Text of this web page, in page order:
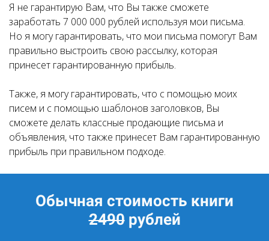
Я не гарантирую Вам, что Вы также сможете
заработать 7 000 000 рублей используя мои письма.
Но я могу гарантировать, что мои письма помогут Вам
правильно выстроить свою рассылку, которая
принесет гарантированную прибыль.
Также, я могу гарантировать, что с помощью моих
писем и с помощью шаблонов заголовков, Вы
сможете делать классные продающие письма и
объявления, что также принесет Вам гарантированную
прибыль при правильном подходе.
Обычная стоимость книги
2490рублей